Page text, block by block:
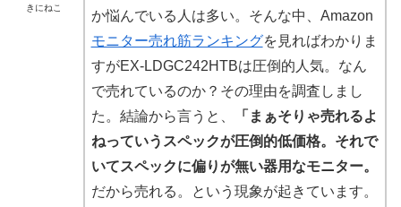
きにねこ
か悩んでいる人は多い。そんな中、Amazon
モニター売れ筋ランキングを見ればわかりま
すがEX-LDGC242HTBは圧倒的人気。なん
で売れているのか？その理由を調査しまし
た。結論から言うと、
「まぁそりゃ売れるよ
ねっていうスペックが圧倒的低価格。それで
いてスペックに偏りが無い器用なモニター。
だから売れる。という現象が起きています。